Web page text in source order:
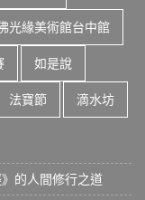
光緣美術館台中館
如是說
法寶節 滴水坊
的人間修行之道